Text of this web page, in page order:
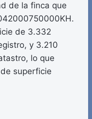
de la finca que
de 3.332
y 3.210
lo que
superficie